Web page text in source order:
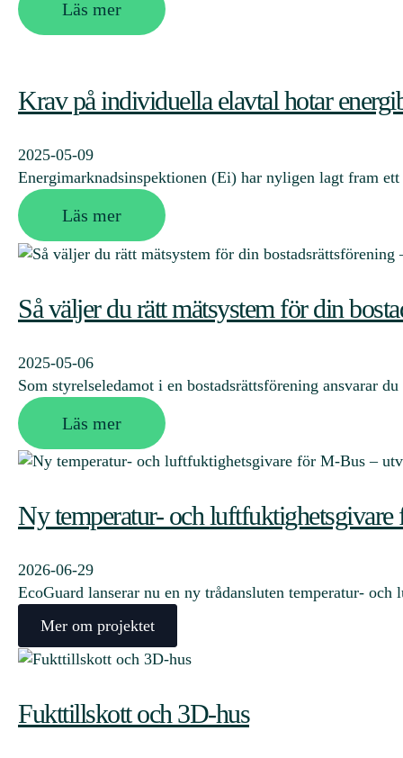
Läs mer
Krav på individuella elavtal hotar
2025-05-09
Energimarknadsinspektionen (Ei) har nyligen lagt fram
Läs mer
Så väljer du rätt mätsystem för din
2025-05-06
Som styrelseledamot i en bostadsrättsförening ansvarar
Läs mer
Ny temperatur- och
2026-06-29
EcoGuard lanserar nu en ny trådansluten temperatur-
Mer om projektet
Fukttillskott och 3D-hus